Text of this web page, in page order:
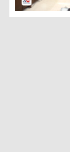
KDP ile